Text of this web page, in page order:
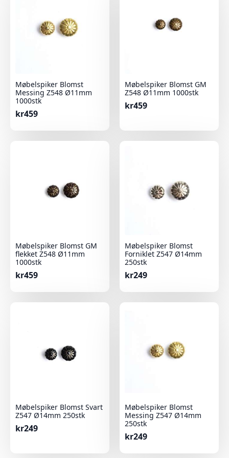
Møbelspiker Blomst
Messing Z548 Ø11mm
1000stk
kr459
Møbelspiker Blomst GM
Z548 Ø11mm 1000stk
kr459
Møbelspiker Blomst GM
flekket Z548 Ø11mm
1000stk
kr459
Møbelspiker Blomst
Forniklet Z547 Ø14mm
250stk
kr249
Møbelspiker Blomst Svart
Z547 Ø14mm 250stk
kr249
Møbelspiker Blomst
Messing Z547 Ø14mm
250stk
kr249